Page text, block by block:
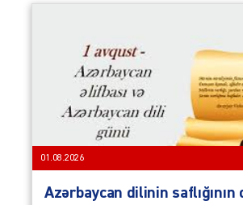
01.08.2026
Azərbaycan dilinin saflığının